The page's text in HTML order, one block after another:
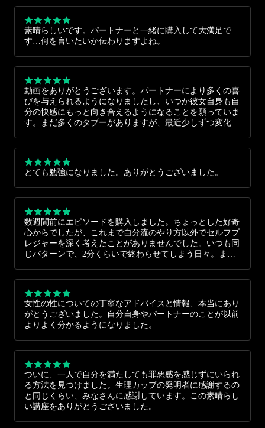
素晴らしいです。パートナーと一緒に購入して大満足で
す…何を言いたいか伝わりますよね。
動画をありがとうございます。パートナーにより多くの喜
びを与えられるようになりましたし、いつか彼女自身も自
分の快感にもっと向き合えるようになることを願っていま
す。まだ多くのタブーがありますが、最近少しずつ変化を
とても勉強になりました。ありがとうございました。
数週間前にエピソードを購入しました。ちょっとした好奇
心からでしたが、これまで自分流のやり方以外でセルフプ
レジャーを深く考えたことがありませんでした。いつも同
じパターンで、2分くらいで終わらせてしまう日々。まる
ることで新しい発見がありました。性や自己探求について
オープンなつもりでも、本当の意味で自分を見つめること
を忘れがち。丁寧な動画を通して、自分自身を大切にする
ことの大切さを再認識できました。ありがとうございま
す。
女性の性についての丁寧なアドバイスと情報、本当にあり
がとうございました。自分自身やパートナーのことが以前
よりよく分かるようになりました。
ついに、一人で自分を満たしても罪悪感を感じずにいられ
る方法を見つけました。生理カップの発明者に感謝するの
と同じくらい、みなさんに感謝しています。この素晴らし
い講座をありがとうございました。